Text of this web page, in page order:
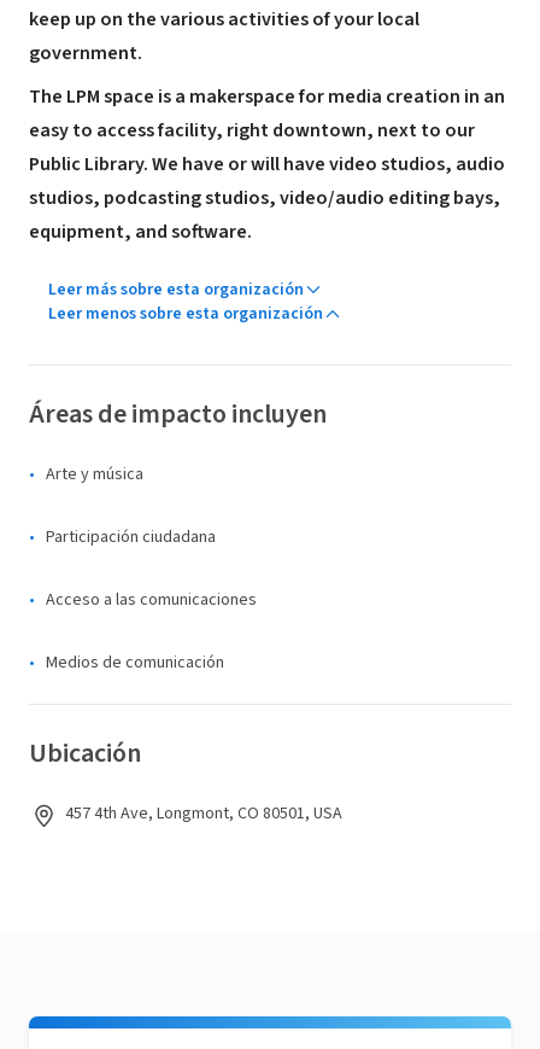
keep up on the various activities of your local
government.
The LPM space is a makerspace for media creation in an
easy to access facility, right downtown, next to our
Public Library. We have or will have video studios, audio
studios, podcasting studios, video/audio editing bays,
equipment, and software.
Leer más sobre esta organización
Leer menos sobre esta organización
Áreas de impacto incluyen
Arte y música
Participación ciudadana
Acceso a las comunicaciones
Medios de comunicación
Ubicación
457 4th Ave, Longmont, CO 80501, USA